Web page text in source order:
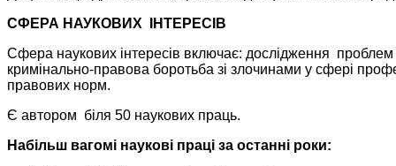
СФЕРА НАУКОВИХ ІНТЕРЕСІВ
Сфера наукових інтересів включає: дослідження
кримінально-правова боротьба зі злочинами у сфері
правових норм.
Є автором біля 50 наукових праць.
Набільш вагомі наукові праці за останні роки: